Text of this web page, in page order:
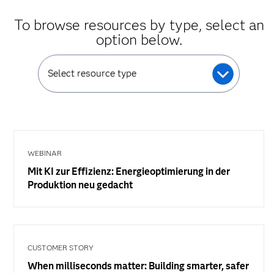
To browse resources by type, select an
option below.
Select resource type
WEBINAR
Mit KI zur Effizienz: Energieoptimierung in der
Produktion neu gedacht
CUSTOMER STORY
When milliseconds matter: Building smarter, safer